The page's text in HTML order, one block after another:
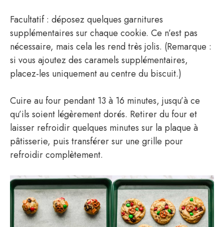
Facultatif : déposez quelques garnitures
supplémentaires sur chaque cookie. Ce n’est pas
nécessaire, mais cela les rend très jolis. (Remarque :
si vous ajoutez des caramels supplémentaires,
placez-les uniquement au centre du biscuit.)
Cuire au four pendant 13 à 16 minutes, jusqu’à ce
qu’ils soient légèrement dorés. Retirer du four et
laisser refroidir quelques minutes sur la plaque à
pâtisserie, puis transférer sur une grille pour
refroidir complètement.